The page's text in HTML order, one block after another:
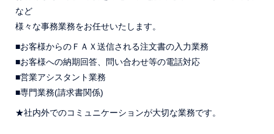
健診用製品、採便容器、補助用品
数字で見るアジア器材
募集要項
〒194-0022 東京都町田市森野1-27-14
FAX：042-728-0163
など
様々な事務業務をお任せいたします。
■お客様からのＦＡＸ送信される注文書の入力業務
■お客様への納期回答、問い合わせ等の電話対応
■営業アシスタント業務
■専門業務(請求書関係)
★社内外でのコミュニケーションが大切な業務です。